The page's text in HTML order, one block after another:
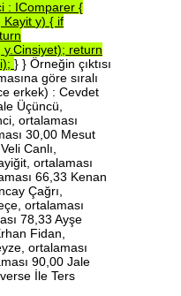
: IComparer {
Kayit y) { if
y.Cinsiyet); return
} } Örneğin çıktısı
göre sıralı
erkek) : Cevdet
Üçüncü,
ortalaması
30,00 Mesut
Canlı,
ortalaması
66,33 Kenan
Çağrı,
ortalaması
78,33 Ayşe
Fidan,
ortalaması
90,00 Jale
İle Ters